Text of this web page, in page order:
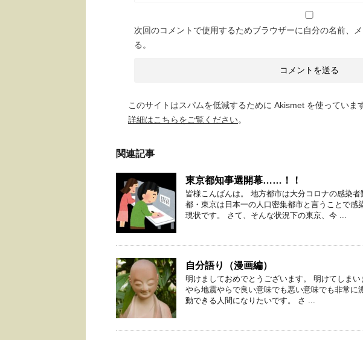
次回のコメントで使用するためブラウザーに自分の名前、
る。
このサイトはスパムを低減するために Akismet を使っています
詳細はこちらをご覧ください。
関連記事
東京都知事選開幕……！！
皆様こんばんは。 地方都市は大分コロナの感染
都・東京は日本一の人口密集都市と言うことで感
現状です。 さて、そんな状況下の東京、今 ...
自分語り（漫画編）
明けましておめでとうございます。 明けてしま
やら地震やらで良い意味でも悪い意味でも非常に
動できる人間になりたいです。 さ ...